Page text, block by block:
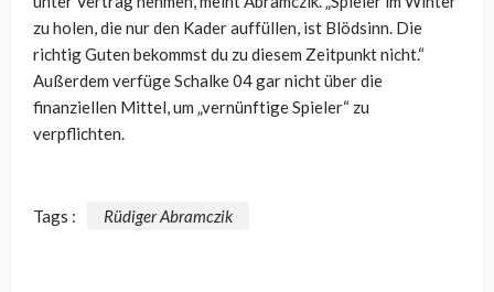
zu holen, die nur den Kader auffüllen, ist Blödsinn. Die
richtig Guten bekommst du zu diesem Zeitpunkt nicht.“
Außerdem verfüge Schalke 04 gar nicht über die
finanziellen Mittel, um „vernünftige Spieler“ zu
verpflichten.
Tags : Rüdiger Abramczik